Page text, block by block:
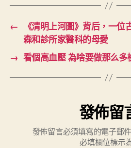
←
《清明上河圖》背后，一位
森和診所家醫科的母愛
→ 看個高血壓 為啥要做那么多
發佈留
發佈留言必須填寫的電子郵
必填欄位標示